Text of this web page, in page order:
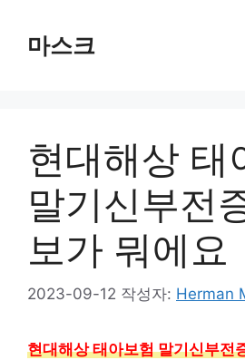
마스크
현대해상 태
말기신부전
보가 뭐에요
2023-09-12 작성자: Herman
현대해상 태아보험 말기신부전